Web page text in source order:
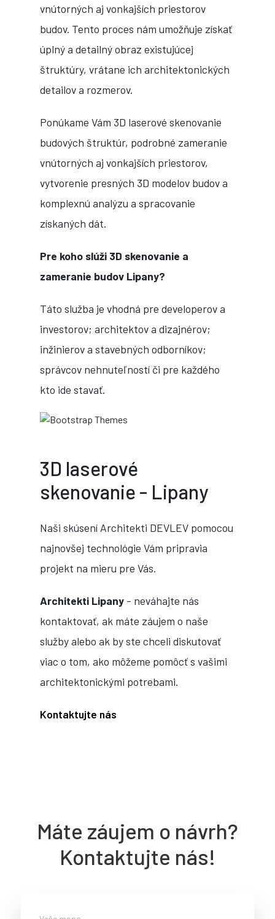
vnútorných aj vonkajších priestorov
budov. Tento proces nám umožňuje získať
úplný a detailný obraz existujúcej
štruktúry, vrátane ich architektonických
detailov a rozmerov.
Ponúkame Vám 3D laserové skenovanie
budových štruktúr, podrobné zameranie
vnútorných aj vonkajších priestorov,
vytvorenie presných 3D modelov budov a
komplexnú analýzu a spracovanie
získaných dát.
Pre koho slúži 3D skenovanie a
zameranie budov Lipany?
Táto služba je vhodná pre developerov a
investorov; architektov a dizajnérov;
inžinierov a stavebných odborníkov;
správcov nehnuteľností či pre každého
kto ide stavať.
3D laserové
skenovanie - Lipany
Naši skúsení Architekti DEVLEV pomocou
najnovšej technológie Vám pripravia
projekt na mieru pre Vás.
Architekti Lipany - neváhajte nás
kontaktovať, ak máte záujem o naše
služby alebo ak by ste chceli diskutovať
viac o tom, ako môžeme pomôcť s vašimi
architektonickými potrebami.
Kontaktujte nás
Máte záujem o návrh?
Kontaktujte nás!